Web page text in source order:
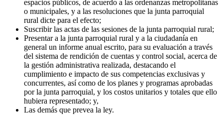
espacios públicos, de acuerdo a las ordenanzas metropolitanas
o municipales, y a las resoluciones que la junta parroquial
rural dicte para el efecto;
Suscribir las actas de las sesiones de la junta parroquial rural;
Presentar a la junta parroquial rural y a la ciudadanía en
general un informe anual escrito, para su evaluación a través
del sistema de rendición de cuentas y control social, acerca de
la gestión administrativa realizada, destacando el
cumplimiento e impacto de sus competencias exclusivas y
concurrentes, así como de los planes y programas aprobadas
por la junta parroquial, y los costos unitarios y totales que ello
hubiera representado; y,
Las demás que prevea la ley.